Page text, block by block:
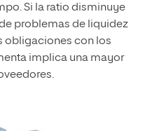
Si la ratio disminuye
problemas de liquidez
obligaciones con los
implica una mayor